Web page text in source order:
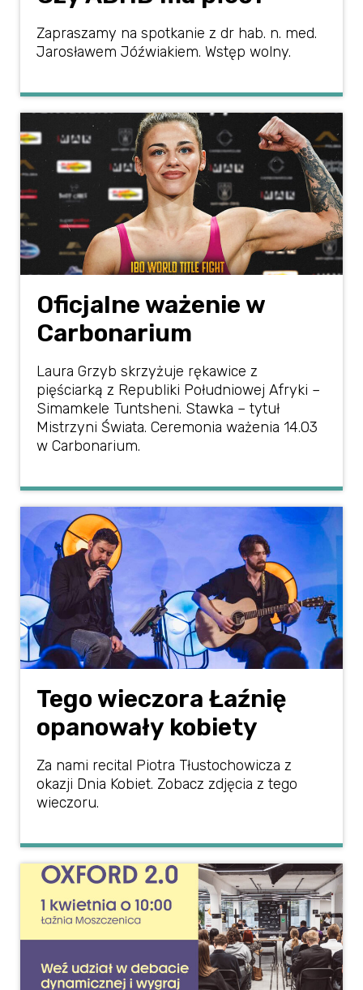
Zapraszamy na spotkanie z dr hab. n. med.
Jarosławem Jóźwiakiem. Wstęp wolny.
Oficjalne ważenie w
Carbonarium
Laura Grzyb skrzyżuje rękawice z
pięściarką z Republiki Południowej Afryki –
Simamkele Tuntsheni. Stawka – tytuł
Mistrzyni Świata. Ceremonia ważenia 14.03
w Carbonarium.
Tego wieczora Łaźnię
opanowały kobiety
Za nami recital Piotra Tłustochowicza z
okazji Dnia Kobiet. Zobacz zdjęcia z tego
wieczoru.